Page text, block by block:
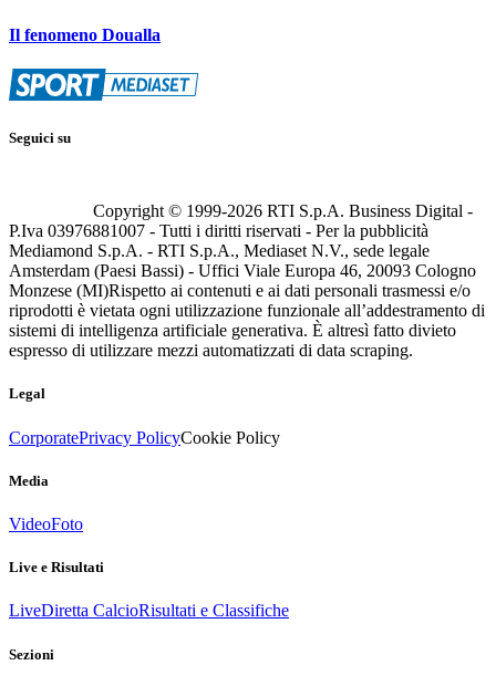
Il fenomeno Doualla
Seguici su
Copyright © 1999-2026 RTI S.p.A. Business Digital -
P.Iva 03976881007 - Tutti i diritti riservati - Per la pubblicità
Mediamond S.p.A. - RTI S.p.A., Mediaset N.V., sede legale
Amsterdam (Paesi Bassi) - Uffici Viale Europa 46, 20093 Cologno
Monzese (MI)Rispetto ai contenuti e ai dati personali trasmessi e/o
riprodotti è vietata ogni utilizzazione funzionale all’addestramento di
sistemi di intelligenza artificiale generativa. È altresì fatto divieto
espresso di utilizzare mezzi automatizzati di data scraping.
Legal
CorporatePrivacy PolicyCookie Policy
Media
VideoFoto
Live e Risultati
LiveDiretta CalcioRisultati e Classifiche
Sezioni